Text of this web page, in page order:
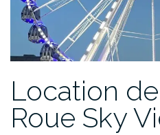
Location
Roue Sky